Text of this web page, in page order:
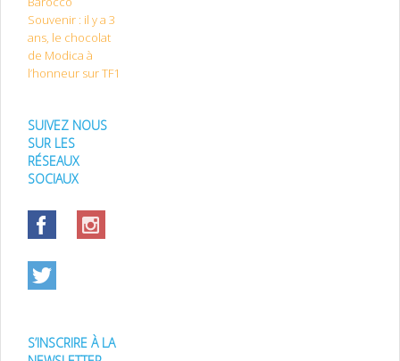
Souvenir : il y a 3
ans, le chocolat
de Modica à
l’honneur sur TF1
SUIVEZ NOUS
SUR LES
RÉSEAUX
SOCIAUX
S’INSCRIRE À LA